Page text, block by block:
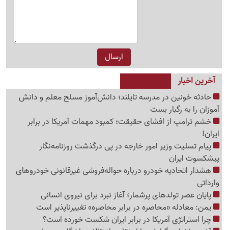
آخرین اخبار
حادثه خونین در مدرسه تایلند؛ دانش‌آموز مسلح معلم و دانش
آموزان را به رگبار بست
خشم ترامپ از افشای حقیقت؛ کمبود مهمات آمریکا در برابر
ایران!
پیام تسلیت وزیر امور خارجه در پی درگذشت روزنامه‌نگار
پیشکسوت ایران
هشدار اتحادیه خودرو درباره حواله‌فروشی غیرقانونی خودروهای
وارداتی
پایان عصر تولدهای پرشمار؛ آغاز نبرد برای نیروی انسانی
یمن: معادله «محاصره در برابر محاصره» تغییرناپذیر است
چرا استراتژی آمریکا در برابر ایران شکست خورده است؟